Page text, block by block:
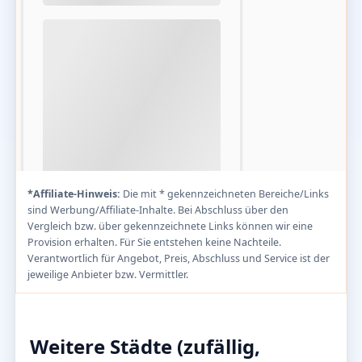
*Affiliate-Hinweis: Die mit * gekennzeichneten Bereiche/Links
sind Werbung/Affiliate-Inhalte. Bei Abschluss über den
Vergleich bzw. über gekennzeichnete Links können wir eine
Provision erhalten. Für Sie entstehen keine Nachteile.
Verantwortlich für Angebot, Preis, Abschluss und Service ist der
jeweilige Anbieter bzw. Vermittler.
Weitere Städte (zufällig,